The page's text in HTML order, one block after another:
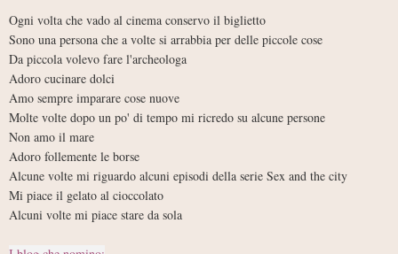
Ogni volta che vado al cinema conservo il biglietto
Sono una persona che a volte si arrabbia per delle piccole cose
Da piccola volevo fare l'archeologa
Adoro cucinare dolci
Amo sempre imparare cose nuove
Molte volte dopo un po' di tempo mi ricredo su alcune persone
Non amo il mare
Adoro follemente le borse
Alcune volte mi riguardo alcuni episodi della serie Sex and the city
Mi piace il gelato al cioccolato
Alcuni volte mi piace stare da sola